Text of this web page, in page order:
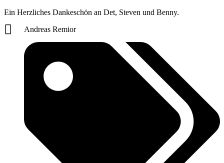
Ein Herzliches Dankeschön an Det, Steven und Benny.
Andreas Remior